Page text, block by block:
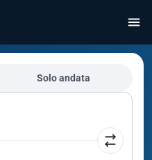
Solo andata